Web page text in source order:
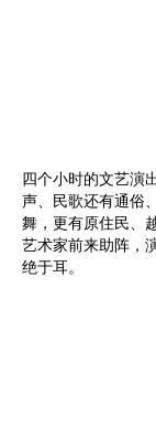
四个小时的文艺演
声、民歌还有通俗
舞，更有原住民、
艺术家前来助阵，
绝于耳。